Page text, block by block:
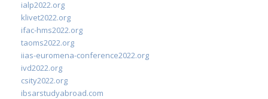
ialp2022.org
klivet2022.org
ifac-hms2022.org
taoms2022.org
iias-euromena-conference2022.org
ivd2022.org
csity2022.org
ibsarstudyabroad.com